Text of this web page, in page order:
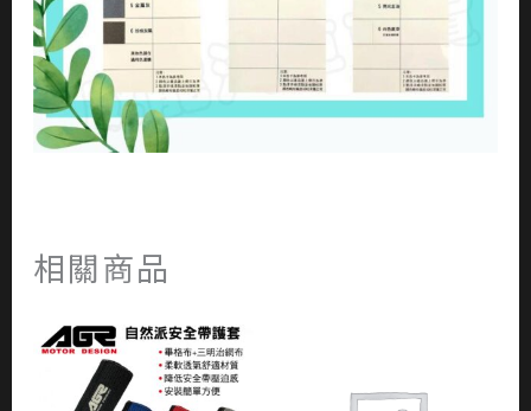
相關商品